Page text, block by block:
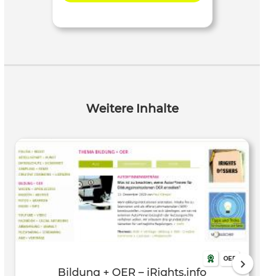
Weitere Inhalte
OER
Bildung + OER – iRights.info